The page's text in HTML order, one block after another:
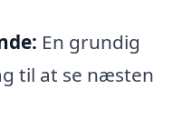
En grundig
til at se næsten